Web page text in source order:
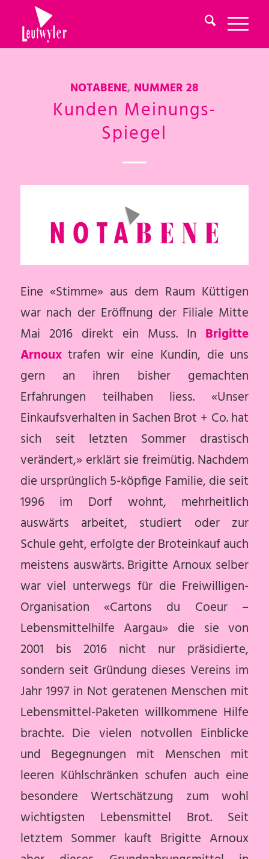
NOTABENE, NUMMER 28
Kunden Meinungs-
Spiegel
Eine «Stimme» aus dem Raum Küttigen
war nach der Eröffnung der Filiale Mitte
Mai 2016 direkt ein Muss. In Brigitte
Arnouxtrafen wir eine Kundin, die uns
gern an ihren bisher gemachten
Erfahrungen teilhaben liess. «Unser
Einkaufsverhalten in Sachen Brot + Co. hat
sich seit letzten Sommer drastisch
verändert,» erklärt sie freimütig. Nachdem
die ursprünglich 5-köpfige Familie, die seit
1996 im Dorf wohnt, mehrheitlich
auswärts arbeitet, studiert oder zur
Schule geht, erfolgte der Broteinkauf auch
meistens auswärts. Brigitte Arnoux selber
war viel unterwegs für die Freiwilligen-
Organisation «Cartons du Coeur –
Lebensmittelhilfe Aargau» die sie von
2001 bis 2016 nicht nur präsidierte,
sondern seit Gründung dieses Vereins im
Jahr 1997 in Not geratenen Menschen mit
Lebensmittel-Paketen willkommene Hilfe
brachte. Die vielen notvollen Einblicke
und Begegnungen mit Menschen mit
leeren Kühlschränken schufen auch eine
besondere Wertschätzung zum wohl
wichtigsten Lebensmittel Brot. Seit
letztem Sommer kauft Brigitte Arnoux